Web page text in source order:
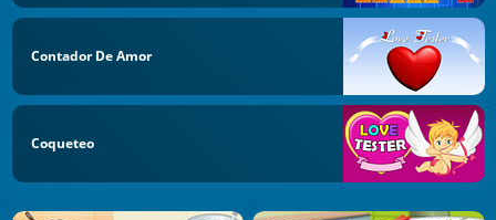
Contador De Amor
Coqueteo